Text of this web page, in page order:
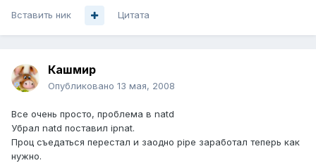
Вставить ник Цитата
Кашмир
Опубликовано 13 мая, 2008
Все очень просто, проблема в natd
Убрал natd поставил ipnat.
Проц съедаться перестал и заодно pipe заработал теперь как
нужно.